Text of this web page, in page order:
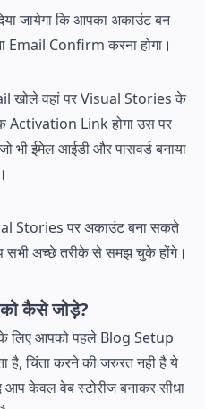
जायेगा कि आपका अकाउंट बन
Confirm करना होगा।
खोले वहां पर Visual Stories के
Activation Link होगा उस पर
ईमेल आईडी और पासवर्ड बनाया
Stories पर अकाउंट बना सकते
सभी अच्छे तरीके से समझ चुके होंगे।
कैसे जोड़े?
लिए आपको पहले Blog Setup
है, चिंता करने की जरुरत नही है ये
केवल वेब स्टोरीज बनाकर सीधा